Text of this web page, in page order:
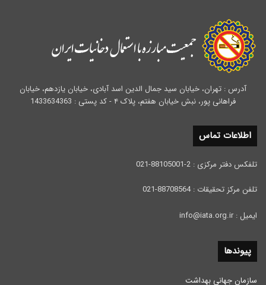
آدرس : تهران، خیابان سید جمال الدین اسد آبادی، خیابان یازدهم، خیابان
فراهانی پور، نبش خیابان هفتم، پلاک ۴ - کد پستی : 1433634363
اطلاعات تماس
تلفکس دفتر مرکزی : 2-88105001-021
تلفن مرکز تحقیقات : 88708564-021
ایمیل : info@iata.org.ir
پیوندها
سازمان جهانی بهداشت